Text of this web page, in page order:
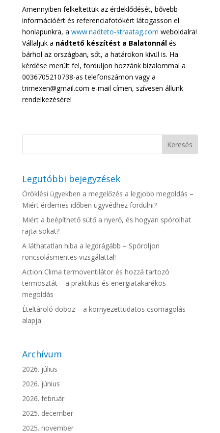
Amennyiben felkeltettük az érdeklődését, bővebb
információért és referenciafotókért látogasson el
honlapunkra, a www.nadteto-straatag.com weboldalra!
Vállaljuk a nádtető készítést a Balatonnálés
bárhol az országban, sőt, a határokon kívül is. Ha
kérdése merült fel, forduljon hozzánk bizalommal a
0036705210738-as telefonszámon vagy a
trimexen@gmail.com e-mail címen, szívesen állunk
rendelkezésére!
Legutóbbi bejegyzések
Öröklési ügyekben a megelőzés a legjobb megoldás –
Miért érdemes időben ügyvédhez fordulni?
Miért a beépíthető sütő a nyerő, és hogyan spórolhat
rajta sokat?
A láthatatlan hiba a legdrágább – Spóroljon
roncsolásmentes vizsgálattal!
Action Clima termoventilátor és hozzá tartozó
termosztát – a praktikus és energiatakarékos
megoldás
Ételtároló doboz – a környezettudatos csomagolás
alapja
Archívum
2026. július
2026. június
2026. február
2025. december
2025. november